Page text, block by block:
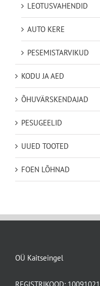
LEOTUSVAHENDID
AUTO KERE
PESEMISTARVIKUD
KODU JA AED
ÕHUVÄRSKENDAJAD
PESUGEELID
UUED TOOTED
FOEN LÕHNAD
OÜ Kaitseingel